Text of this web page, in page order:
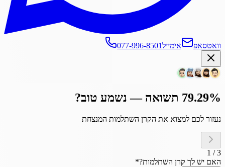
וואטסאפ אימייל077-996-8501
79.29% תשואה — נשמע טוב?
נעזור לכם למצוא את הקרן השתלמות המנצחת
1 /3
האם יש לך קרן השתלמות?*